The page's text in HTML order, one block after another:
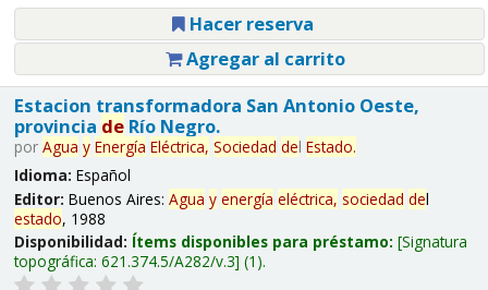
Hacer reserva
Agregar al carrito
Estacion transformadora San Antonio Oeste,
provincia deRío Negro.
por Agua y Energía Eléctrica, Sociedad del Estado.
Idioma: Español
Editor: Buenos Aires: Agua y energía eléctrica, sociedad del
estado, 1988
Disponibilidad: Ítems disponibles para préstamo: Signatura
topográfica: 621.374.5/A282/v.3 (1).